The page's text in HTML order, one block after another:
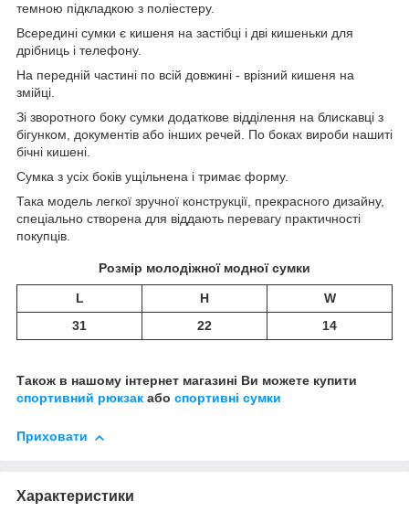
темною підкладкою з поліестеру.
Всередині сумки є кишеня на застібці і дві кишеньки для
дрібниць і телефону.
На передній частині по всій довжині - врізний кишеня на
змійці.
Зі зворотного боку сумки додаткове відділення на блискавці з
бігунком, документів або інших речей. По боках вироби нашиті
бічні кишені.
Сумка з усіх боків ущільнена і тримає форму.
Така модель легкої зручної конструкції, прекрасного дизайну,
спеціально створена для віддають перевагу практичності
покупців.
Розмір молодіжної модної сумки
L H
W
31
22 14
Також в нашому інтернет магазині Ви можете купити
спортивний рюкзак або спортивні сумки
Приховати
Характеристики